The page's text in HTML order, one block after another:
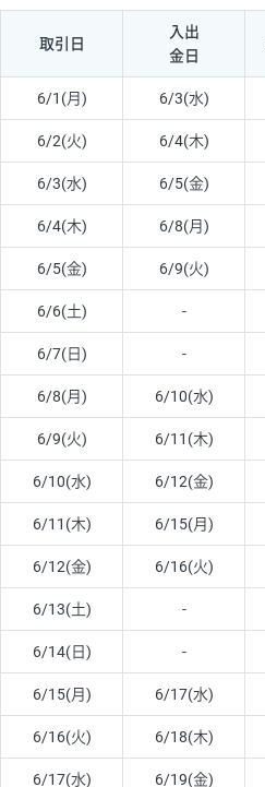
取引日
入出
金日
6/1(月) 6/3(水)
6/2(火) 6/4(木)
6/3(水) 6/5(金)
6/4(木) 6/8(月)
6/5(金) 6/9(火)
6/6(土) -
6/7(日) -
6/8(月) 6/10(水)
6/9(火) 6/11(木)
6/10(水) 6/12(金)
6/11(木) 6/15(月)
6/12(金) 6/16(火)
6/13(土) -
6/14(日) -
6/15(月) 6/17(水)
6/16(火) 6/18(木)
6/17(水) 6/19(金)